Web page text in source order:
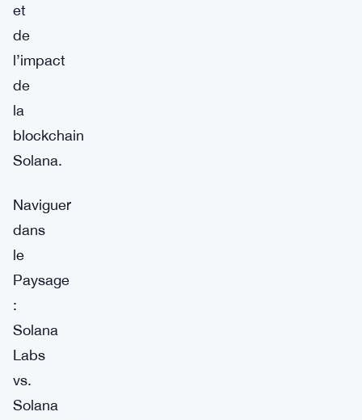
et
de
l’impact
de
la
blockchain
Solana.
Naviguer
dans
le
Paysage
:
Solana
Labs
vs.
Solana